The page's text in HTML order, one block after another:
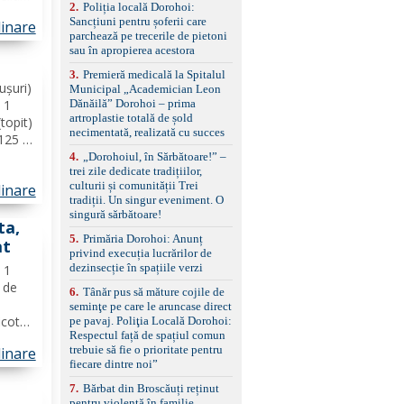
g
reglaj lombar electric
pentru șofer și pasager
Volan multifuncțional
îmbrăcat în piele, cu
treptelor Adaptive cruise
control, asistent
schimbare bandă și
menținere bandă Faruri
bi-xenon adaptive cu
funcție Cornering,
asistent fază lungă
automată , lumini de zi
LED, proiectoare ceață
LED, spălătoare faruri
față/spate, cameră
marșarier Keyless entry
& start, geamuri electrice
electrice, încălzite și
rabatabile Sistem hands-
free, Bluetooth, USB
Sistem start/stop, frână
de parcare electrică,
anvelope vară runflat
Control presiune pneuri,
filtru de particule,
2. Poliția locală Dorohoi:
Sancțiuni pentru șoferii care
parchează pe trecerile de pietoni
sau în apropierea acestora
3. Premieră medicală la Spitalul
Municipal „Academician Leon
Dănăilă” Dorohoi – prima
artroplastie totală de șold
necimentată, realizată cu succes
4.
„Dorohoiul, în Sărbătoare!” –
trei zile dedicate tradițiilor,
culturii și comunității Trei
tradiții. Un singur eveniment. O
singură sărbătoare!
5. Primăria Dorohoi: Anunț
privind execuția lucrărilor de
dezinsecție în spațiile verzi
6. Tânăr pus să măture cojile de
seminţe pe care le aruncase direct
pe pavaj. Poliţia Locală Dorohoi:
Respectul față de spațiul comun
trebuie să fie o prioritate pentru
fiecare dintre noi”
7. Bărbat din Broscăuți reținut